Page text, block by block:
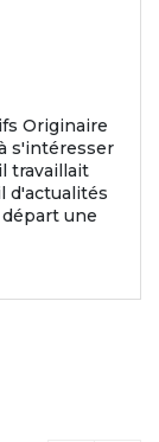
Originaire
s'intéresser
travaillait
d'actualités
une